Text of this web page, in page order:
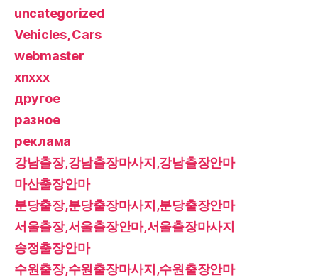
uncategorized
Vehicles, Cars
webmaster
xnxxx
другое
разное
реклама
강남출장,강남출장마사지,강남출장안마
마산출장안마
분당출장,분당출장마사지,분당출장안마
서울출장,서울출장안마,서울출장마사지
송정출장안마
수원출장,수원출장마사지,수원출장안마